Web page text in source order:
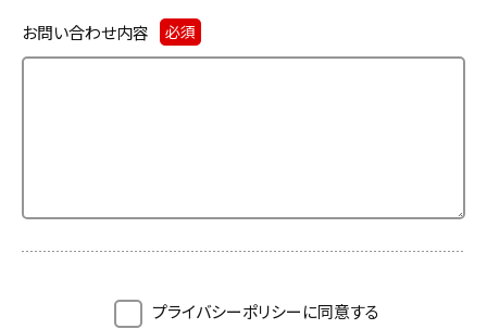
お問い合わせ内容 必須
プライバシーポリシーに同意する